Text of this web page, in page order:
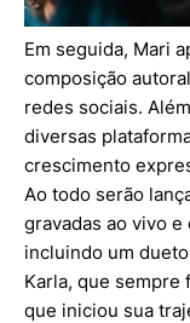
Em seguida, Mari
composição
redes sociais.
diversas
crescimento
Ao todo serão
gravadas ao vivo
incluindo um
Karla, que sempre
que iniciou sua